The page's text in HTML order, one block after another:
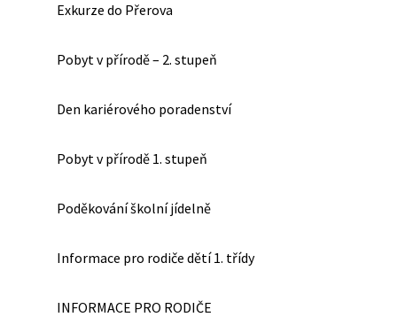
Exkurze do Přerova
Pobyt v přírodě – 2. stupeň
Den kariérového poradenství
Pobyt v přírodě 1. stupeň
Poděkování školní jídelně
Informace pro rodiče dětí 1. třídy
INFORMACE PRO RODIČE